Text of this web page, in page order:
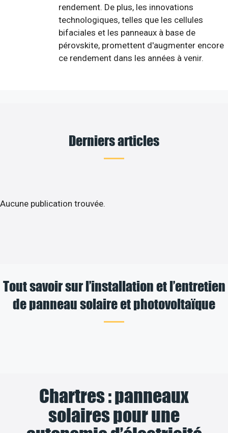
rendement. De plus, les innovations
technologiques, telles que les cellules
bifaciales et les panneaux à base de
pérovskite, promettent d'augmenter encore
ce rendement dans les années à venir.
Derniers articles
Aucune publication trouvée.
Tout savoir sur l’installation et l’entretien
de panneau solaire et photovoltaïque
Chartres : panneaux
solaires pour une